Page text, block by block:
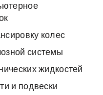
колес
системы
жидкостей
и подвески